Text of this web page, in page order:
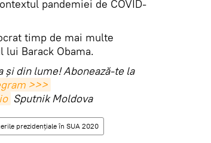
pandemiei de COVID-
timp de mai multe
Barack Obama.
și din lume! Abonează-te la
>>>
Sputnik Moldova
prezidențiale în SUA 2020